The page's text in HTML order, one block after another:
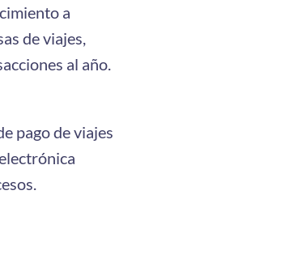
a
de viajes,
al año.
pago de viajes